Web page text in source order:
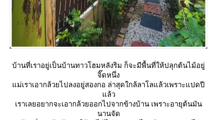
บ้านที่เราอยู่เป็นบ้านทาวโฮมหลังริม ก็จะมีพื้นที่ให้ปลุกต้นไม้อยู่
จิ๊ดหนึ่ง
ม่เราเอากล้วยไปลงอยู่สองกอ ล่าสุดใกล้ลาโลแล้วเพราะแปดปี
ล้ว
เราเลยอยากจะเอากล้วยออกไปจากข้างบ้าน เพราะอายุต้นมัน
นานจัด